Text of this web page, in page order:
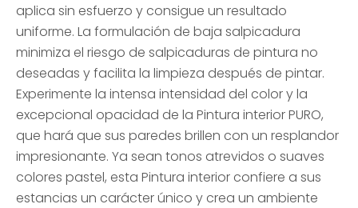
aplica sin esfuerzo y consigue un resultado
uniforme. La formulación de baja salpicadura
minimiza el riesgo de salpicaduras de pintura no
deseadas y facilita la limpieza después de pintar.
Experimente la intensa intensidad del color y la
excepcional opacidad de la Pintura interior PURO,
que hará que sus paredes brillen con un resplandor
impresionante. Ya sean tonos atrevidos o suaves
colores pastel, esta Pintura interior confiere a sus
estancias un carácter único y crea un ambiente